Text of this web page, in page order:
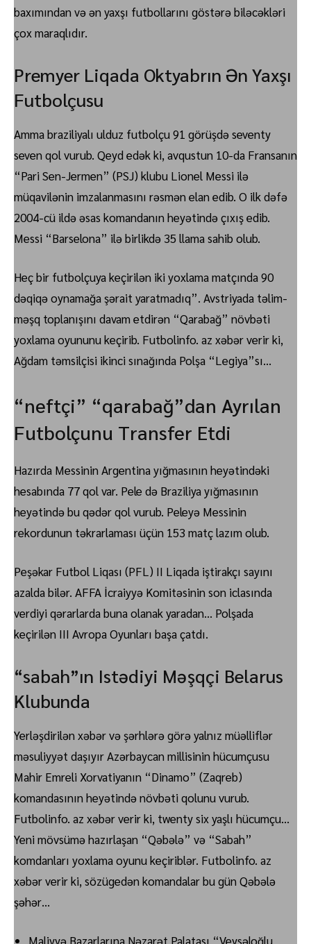
baxımından və ən yaxşı futbollarını göstərə biləcəkləri
çox maraqlıdır.
Premyer Liqada Oktyabrın Ən Yaxşı
Futbolçusu
Amma braziliyalı ulduz futbolçu 91 görüşdə seventy
seven qol vurub. Qeyd edək ki, avqustun 10-da Fransanın
“Pari Sen-Jermen” (PSJ) klubu Lionel Messi ilə
müqavilənin imzalanmasını rəsmən elan edib. O ilk dəfə
2004-cü ildə əsas komandanın heyətində çıxış edib.
Messi “Barselona” ilə birlikdə 35 llama sahib olub.
Heç bir futbolçuya keçirilən iki yoxlama matçında 90
dəqiqə oynamağa şərait yaratmadıq”. Avstriyada təlim-
məşq toplanışını davam etdirən “Qarabağ” növbəti
yoxlama oyununu keçirib. Futbolinfo. az xəbər verir ki,
Ağdam təmsilçisi ikinci sınağında Polşa “Legiya”sı…
“neftçi” “qarabağ”dan Ayrılan
Futbolçunu Transfer Etdi
Hazırda Messinin Argentina yığmasının heyətindəki
hesabında 77 qol var. Pele də Braziliya yığmasının
heyətində bu qədər qol vurub. Peleyə Messinin
rekordunun təkrarlaması üçün 153 matç lazım olub.
Peşəkar Futbol Liqası (PFL) II Liqada iştirakçı sayını
azalda bilər. AFFA İcraiyyə Komitəsinin son iclasında
verdiyi qərarlarda buna olanak yaradan… Polşada
keçirilən III Avropa Oyunları başa çatdı.
“sabah”ın Istədiyi Məşqçi Belarus
Klubunda
Yerləşdirilən xəbər və şərhlərə görə yalnız müəlliflər
məsuliyyət daşıyır Azərbaycan millisinin hücumçusu
Mahir Emreli Xorvatiyanın “Dinamo” (Zaqreb)
komandasının heyətində növbəti qolunu vurub.
Futbolinfo. az xəbər verir ki, twenty six yaşlı hücumçu…
Yeni mövsümə hazırlaşan “Qəbələ” və “Sabah”
komdanları yoxlama oyunu keçiriblər. Futbolinfo. az
xəbər verir ki, sözügedən komandalar bu gün Qəbələ
şəhər…
Maliyyə Bazarlarına Nəzarət Palatası “Veysəloğlu